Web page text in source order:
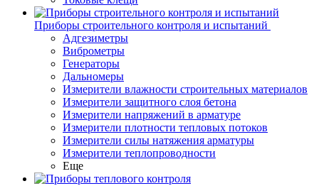
Приборы строительного контроля и испытаний
Адгезиметры
Виброметры
Генераторы
Дальномеры
Измерители влажности строительных материалов
Измерители защитного слоя бетона
Измерители напряжений в арматуре
Измерители плотности тепловых потоков
Измерители силы натяжения арматуры
Измерители теплопроводности
Еще